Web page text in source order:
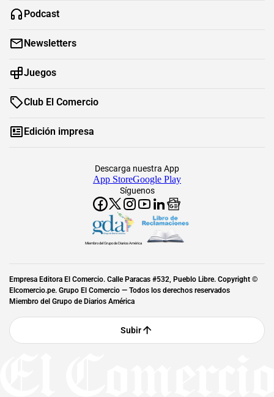
Podcast
Newsletters
Juegos
Club El Comercio
Edición impresa
Síguenos
Descarga nuestra App
App StoreGoogle Play
Miembro del Grupo de Diarios América
Empresa Editora El Comercio. Calle Paracas #532, Pueblo Libre. Copyright ©
Elcomercio.pe. Grupo El Comercio — Todos los derechos reservados
Miembro del Grupo de Diarios América
Subir